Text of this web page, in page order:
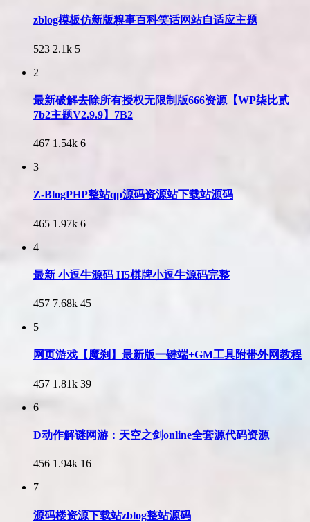
zblog模板仿新版糗事百科笑话网站自适应主题
523 2.1k 5
2
最新破解去除所有授权无限制版666资源【WP柒比贰
7b2主题V2.9.9】7B2
467 1.54k 6
3
Z-BlogPHP整站qp源码资源站下载站源码
465 1.97k 6
4
最新 小逗牛源码 H5棋牌小逗牛源码完整
457 7.68k 45
5
网页游戏【魔刹】最新版一键端+GM工具附带外网教程
457 1.81k 39
6
D动作解谜网游：天空之剑online全套源代码资源
456 1.94k 16
7
源码楼资源下载站zblog整站源码